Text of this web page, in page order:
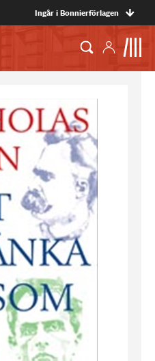
Ingår i Bonnierförlagen